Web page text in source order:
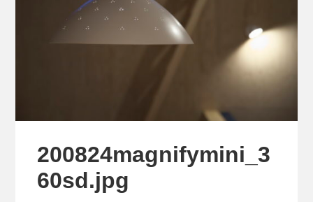
200824magnifymini_3
60sd.jpg